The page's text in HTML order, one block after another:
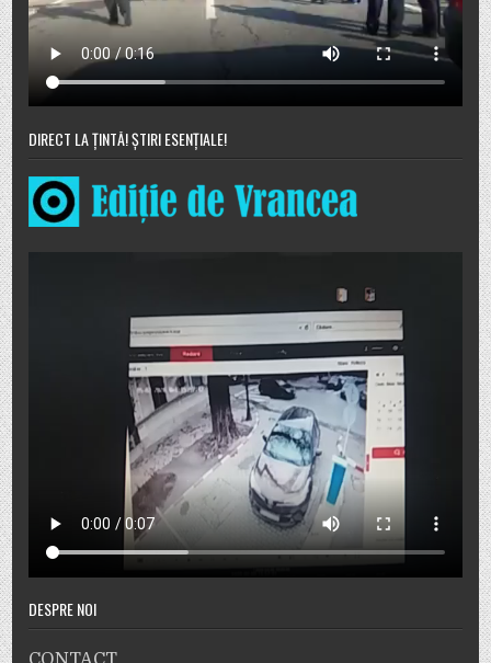
DIRECT LA ȚINTĂ! ȘTIRI ESENȚIALE!
DESPRE NOI